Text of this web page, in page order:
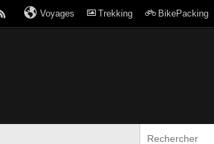
Voyages Trekking BikePacking